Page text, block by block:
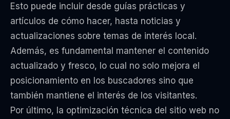
Esto puede incluir desde guías prácticas y
artículos de cómo hacer, hasta noticias y
actualizaciones sobre temas de interés local.
Además, es fundamental mantener el contenido
actualizado y fresco, lo cual no solo mejora el
posicionamiento en los buscadores sino que
también mantiene el interés de los visitantes.
Por último, la optimización técnica del sitio web no